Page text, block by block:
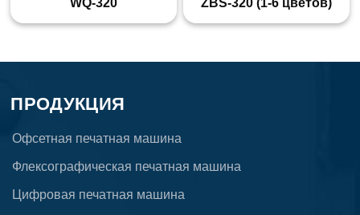
WQ-320
ZBS-320 (1-6 цветов)
ПРОДУКЦИЯ
Офсетная печатная машина
Флексографическая печатная машина
Цифровая печатная машина